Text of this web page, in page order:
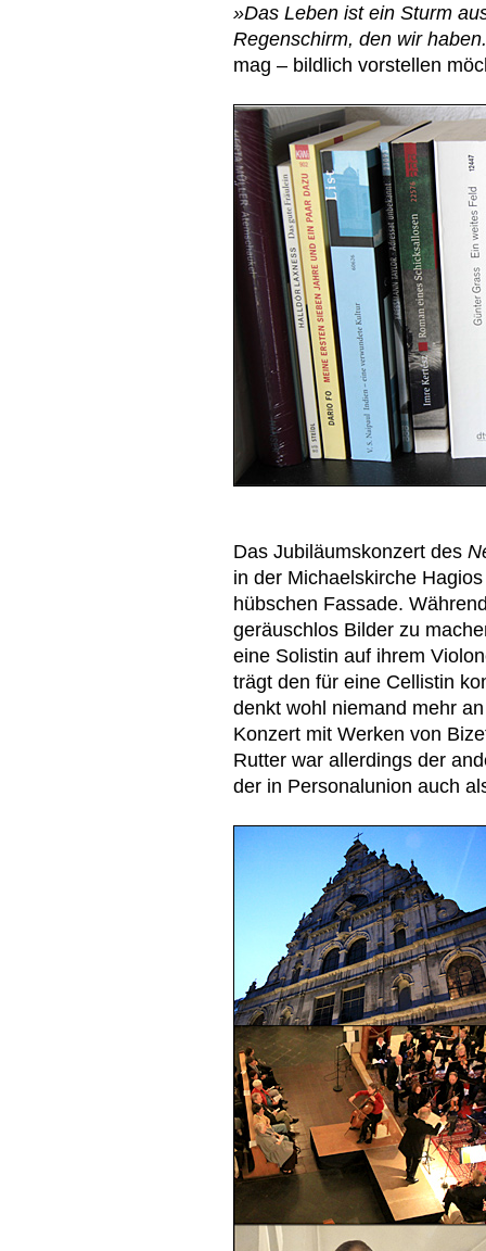
»Das Leben ist ein Sturm
Regenschirm, den wir
mag – bildlich vorstellen
Das Jubiläumskonzert des
in der Michaelskirche
hübschen Fassade.
geräuschlos Bilder zu
eine Solistin auf ihrem
trägt den für eine Cellistin
denkt wohl niemand mehr
Konzert mit Werken von
Rutter war allerdings der
der in Personalunion auch